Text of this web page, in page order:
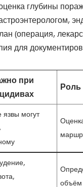
глубины
(операция,
для
при
Роль
язвы могут
объём